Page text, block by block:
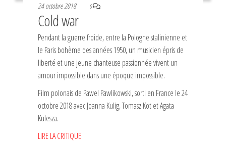
24 octobre 2018
0
Cold war
Pendant la guerre froide, entre la Pologne stalinienne et
le Paris bohème des années 1950, un musicien épris de
liberté et une jeune chanteuse passionnée vivent un
amour impossible dans une époque impossible.
Film polonais de Pawel Pawlikowski, sorti en France le 24
octobre 2018 avec Joanna Kulig, Tomasz Kot et Agata
Kulesza.
LIRE LA CRITIQUE